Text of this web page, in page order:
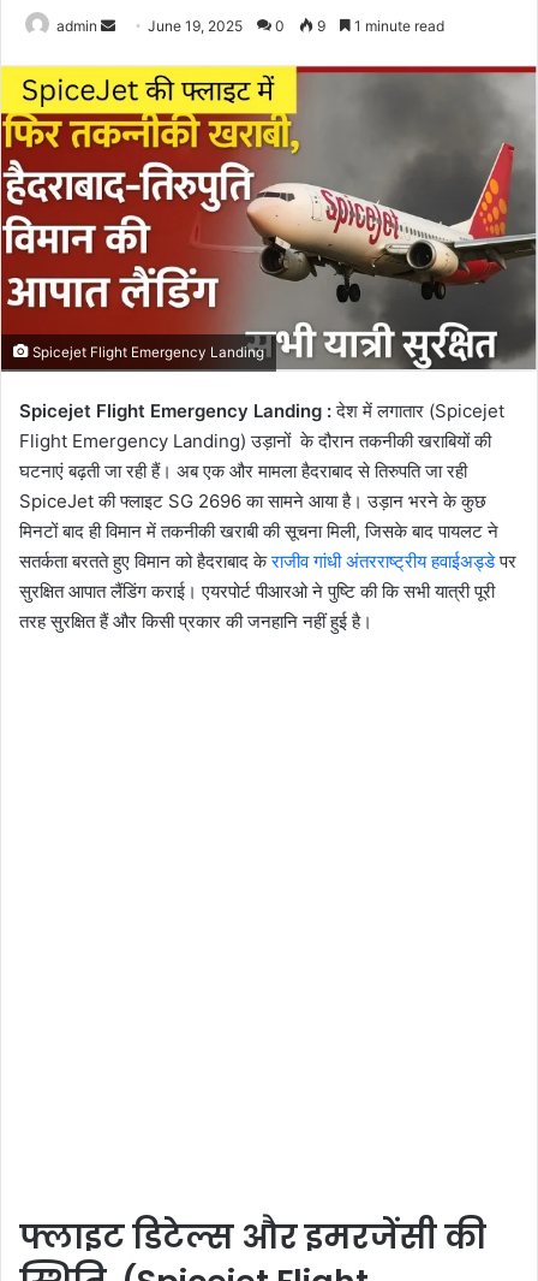
admin
Send
email
June 19, 2025 0 9 1 minute read
Spicejet Flight Emergency Landing
Spicejet Flight Emergency Landing :देश में लगातार (Spicejet
Flight Emergency Landing) उड़ानों के दौरान तकनीकी खराबियों की
घटनाएं बढ़ती जा रही हैं। अब एक और मामला हैदराबाद से तिरुपति जा रही
SpiceJet की फ्लाइट SG 2696 का सामने आया है। उड़ान भरने के कुछ
मिनटों बाद ही विमान में तकनीकी खराबी की सूचना मिली, जिसके बाद पायलट ने
सतर्कता बरतते हुए विमान को हैदराबाद केराजीव गांधी अंतरराष्ट्रीय हवाईअड्डेपर
सुरक्षित आपात लैंडिंग कराई। एयरपोर्ट पीआरओ ने पुष्टि की कि सभी यात्री पूरी
तरह सुरक्षित हैं और किसी प्रकार की जनहानि नहीं हुई है।
फ्लाइट डिटेल्स और इमरजेंसी की